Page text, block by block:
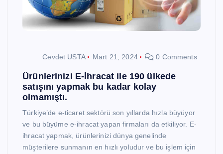
Cevdet USTA Mart 21, 2024 0 Comments
Ürünlerinizi E-İhracat ile 190 ülkede
satışını yapmak bu kadar kolay
olmamıştı.
Türkiye’de e-ticaret sektörü son yıllarda hızla büyüyor
ve bu büyüme e-ihracat yapan firmaları da etkiliyor. E-
ihracat yapmak, ürünlerinizi dünya genelinde
müşterilere sunmanın en hızlı yoludur ve bu işlem için